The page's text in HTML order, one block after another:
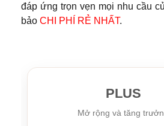
đáp ứng trọn vẹn mọi nhu cầu
bảo CHI PHÍ RẺ NHẤT.
PLUS
Mở rộng và tăng